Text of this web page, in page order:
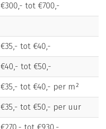
€300,- tot €700,-
€35,- tot €40,-
€40,- tot €50,-
€35,- tot €40,- per m²
€35,- tot €50,- per uur